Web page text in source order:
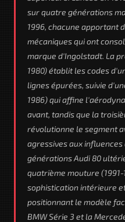
sur quatre générations
1996, chacune apportant
mécaniques qui ont
marque d'Ingolstadt. La
1980) établit les codes
lignes épurées, suivie
1986) qui affine
avant, tandis que la
révolutionne le segment
agressives aux influences
générations Audi 80
quatrième mouture
sophistication intérieure
positionnant le modèle
BMW Série 3 et la